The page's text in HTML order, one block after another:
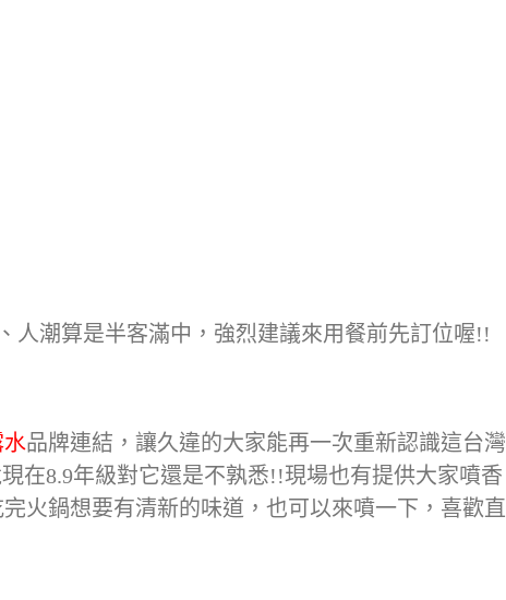
人潮算是半客滿中，強烈建議來用餐前先訂位喔!!
水品牌連結，讓久違的大家能再一次重新認識這台灣
在8.9年級對它還是不孰悉!!現場也有提供大家噴香
火鍋想要有清新的味道，也可以來噴一下，喜歡直